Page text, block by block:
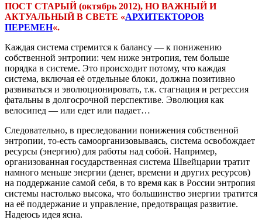
ПОСТ СТАРЫЙ (октябрь 2012), НО ВАЖНЫЙ И
АКТУАЛЬНЫЙ В СВЕТЕ «АРХИТЕКТОРОВ
ПЕРЕМЕН«.
Каждая система стремится к балансу — к понижению
собственной энтропии: чем ниже энтропия, тем больше
порядка в системе. Это происходит потому, что каждая
система, включая её отдельные блоки, должна позитивно
развиваться и эволюционировать, т.к. стагнация и регрессия
фатальны в долгосрочной перспективе. Эволюция как
велосипед — или едет или падает…
Следовательно, в преследовании понижения собственной
энтропии, то-есть самоорганизовываясь, система освобождает
ресурсы (энергию) для работы над собой. Например,
организованная государственная система Швейцарии тратит
намного меньше энергии (денег, времени и других ресурсов)
на поддержание самой себя, в то время как в России энтропия
системы настолько высока, что большинство энергии тратится
на её поддержание и управление, предотвращая развитие.
Надеюсь идея ясна.